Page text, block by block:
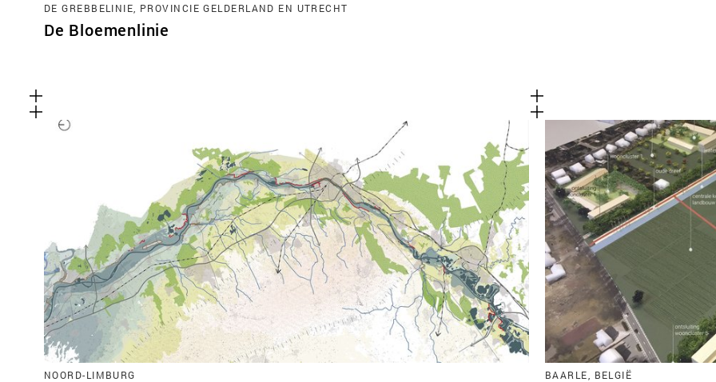
DE GREBBELINIE, PROVINCIE GELDERLAND EN UTRECHT
De Bloemenlinie
NOORD-LIMBURG BAARLE, BELGIË